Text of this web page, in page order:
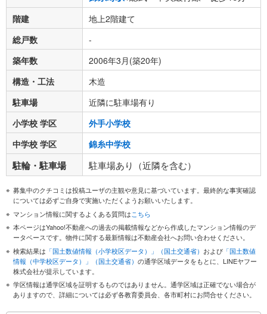
階建
地上2階建て
総戸数
-
築年数
2006年3月(築20年)
構造・工法
木造
駐車場
近隣に駐車場有り
小学校 学区
外手小学校
中学校 学区
錦糸中学校
駐輪・駐車場 駐車場あり（近隣を含む）
募集中のクチコミは投稿ユーザの主観や意見に基づいています。最終的な事実確認
については必ずご自身で実施いただくようお願いいたします。
マンション情報に関するよくある質問はこちら
本ページはYahoo!不動産への過去の掲載情報などから作成したマンション情報のデ
ータベースです。物件に関する最新情報は不動産会社へお問い合わせください。
検索結果は 「国土数値情報（小学校区データ）」（国土交通省） および 「国土数値
情報（中学校区データ）」（国土交通省） の通学区域データをもとに、LINEヤフー
株式会社が提示しています。
学区情報は通学区域を証明するものではありません。通学区域は正確でない場合が
ありますので、詳細については必ず各教育委員会、各市町村にお問合せください。